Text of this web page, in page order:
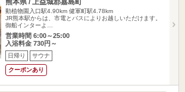
動植物園入口駅4.90km 健軍町駅4.78km
JR熊本駅からは、市電とバスによりお越しいただけます。
御船インターよ…
営業時間 6:00～25:00
入浴料金 730円～
日帰り サウナ
クーポンあり